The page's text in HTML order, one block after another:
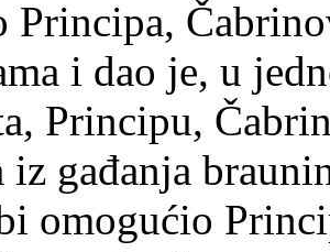
Principa,
i dao je, u
Principu,
iz gađanja
omogućio